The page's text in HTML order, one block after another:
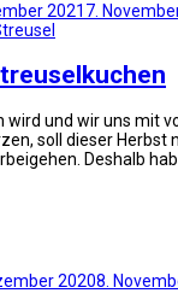
2021 7.
wird und wir uns mit
soll dieser Herbst
Deshalb
20208.